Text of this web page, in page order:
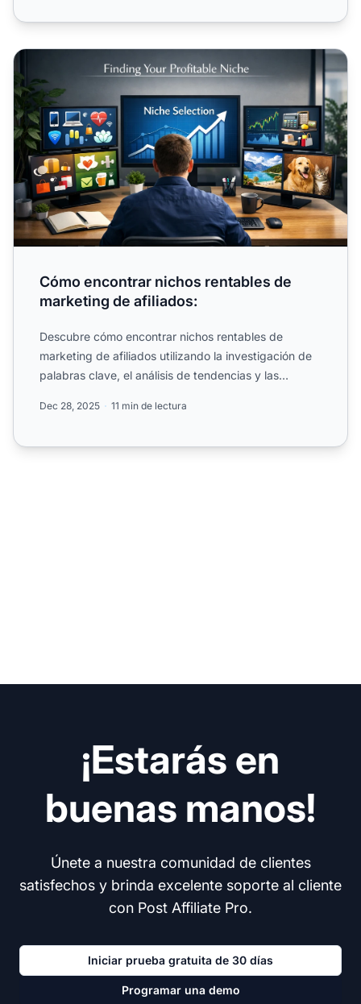
Cómo encontrar nichos rentables de marketing de
Cómo encontrar nichos rentables de
marketing de afiliados:
Descubre cómo encontrar nichos rentables de
marketing de afiliados utilizando la investigación de
palabras clave, el análisis de tendencias y las
Dec 28, 2025 11 min de lectura
¡Estarás en
buenas manos!
Únete a nuestra comunidad de clientes
satisfechos y brinda excelente soporte al cliente
con Post Affiliate Pro.
Iniciar prueba gratuita de 30 días
Programar una demo